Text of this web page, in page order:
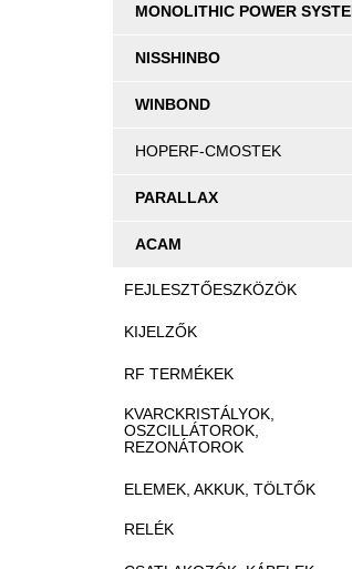
MONOLITHIC POWER
NISSHINBO
WINBOND
HOPERF-CMOSTEK
PARALLAX
ACAM
FEJLESZTŐESZKÖZÖK
KIJELZŐK
RF TERMÉKEK
KVARCKRISTÁLYOK,
OSZCILLÁTOROK,
REZONÁTOROK
ELEMEK, AKKUK, TÖLTŐK
RELÉK